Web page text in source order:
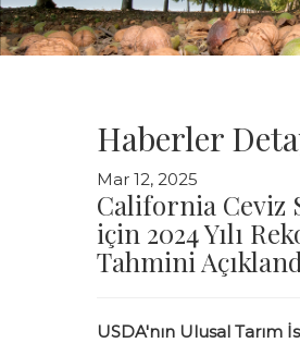
Haberler
Mar 12, 2025
California Ceviz
için 2024 Yılı
Tahmini
USDA'nın Ulusal Tarım